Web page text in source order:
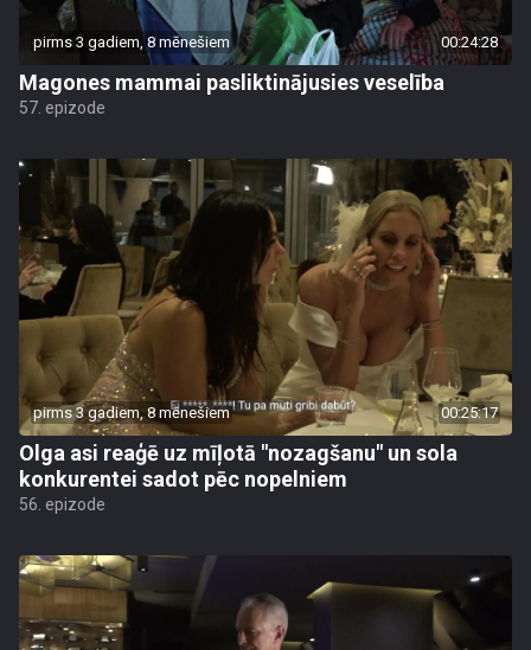
pirms 3 gadiem, 8 mēnešiem 00:24:28
Magones mammai pasliktinājusies veselība
57. epizode
pirms 3 gadiem, 8 mēnešiem 00:25:17
Olga asi reaģē uz mīļotā "nozagšanu" un sola
konkurentei sadot pēc nopelniem
56. epizode